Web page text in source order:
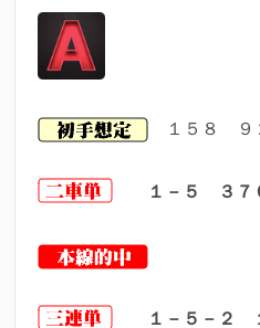
１５８
１－５ ３７
１－５－２